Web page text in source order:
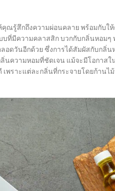
รู้สึกถึงความผ่อนคลาย พร้อมกับใ
ที่มีความคลาสสิก บวกกับกลิ่นหอม
อดวันอีกด้วย ซึ่งการได้สัมผัสกับกลิ่น
ความหอมที่ชัดเจน แม้จะมีโอกาสใ
ราะแต่ละกลิ่นที่กระจายโดยก้าน